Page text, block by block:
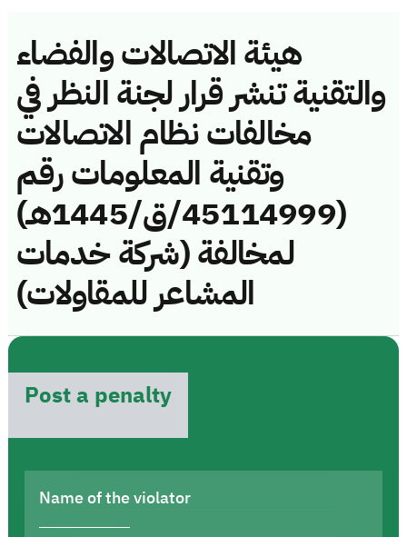
هيئة الاتصالات والفضاء
والتقنية تنشر قرار لجنة النظر في
مخالفات نظام الاتصالات
وتقنية المعلومات رقم
(45114999/ق/1445هـ)
لمخالفة (شركة خدمات
المشاعر للمقاولات)
Post a penalty
Name of the violator